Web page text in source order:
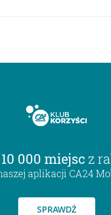
10 000 miejsc z
aplikacji CA24
SPRAWDŹ